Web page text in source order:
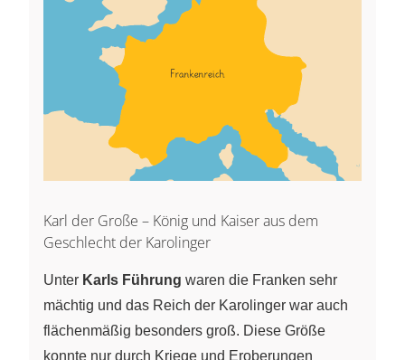
Karl der Große – König und Kaiser aus dem
Geschlecht der Karolinger
Unter Karls Führung waren die Franken sehr
mächtig und das Reich der Karolinger war auch
flächenmäßig besonders groß. Diese Größe
konnte nur durch Kriege und Eroberungen